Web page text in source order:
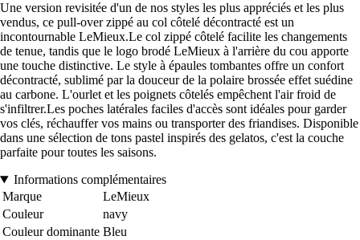
Une version revisitée d'un de nos styles les plus appréciés et les plus
vendus, ce pull-over zippé au col côtelé décontracté est un
incontournable LeMieux.Le col zippé côtelé facilite les changements
de tenue, tandis que le logo brodé LeMieux à l'arrière du cou apporte
une touche distinctive. Le style à épaules tombantes offre un confort
décontracté, sublimé par la douceur de la polaire brossée effet suédine
au carbone. L'ourlet et les poignets côtelés empêchent l'air froid de
s'infiltrer.Les poches latérales faciles d'accès sont idéales pour garder
vos clés, réchauffer vos mains ou transporter des friandises. Disponible
dans une sélection de tons pastel inspirés des gelatos, c'est la couche
parfaite pour toutes les saisons.
Informations complémentaires
Marque
LeMieux
Couleur
navy
Couleur dominante Bleu